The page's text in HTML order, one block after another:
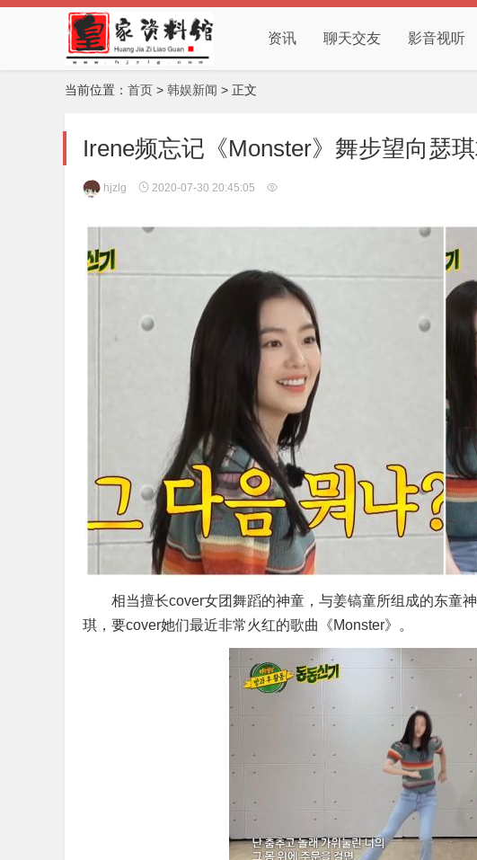
资讯 聊天交友 影音视听
当前位置： 首页 > 韩娱新闻 > 正文
Irene频忘记《Monster》舞步望向瑟
hjzlg 2020-07-30 20:45:05
相当擅长cover女团舞蹈的神童，与姜镐童所组成的东童神
琪，要cover她们最近非常火红的歌曲《Monster》。